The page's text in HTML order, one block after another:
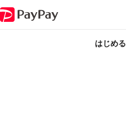
はじめる